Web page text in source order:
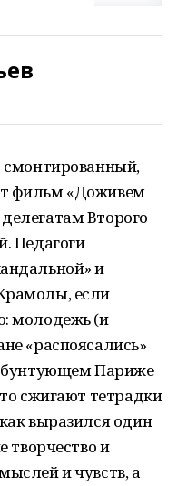
смонтированный,
фильм «Доживем
Второго
Педагоги
и
если
молодежь (и
«распоясались»
бунтующем Париже
сжигают тетрадки
выразился один
творчество и
и чувств, а